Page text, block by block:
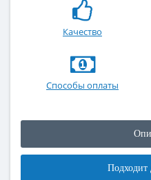
Качество
Способы оплаты
Подходит